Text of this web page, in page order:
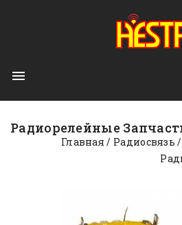

Радиорелейные
Главная Радиосвязь